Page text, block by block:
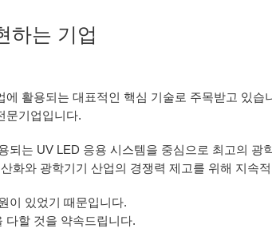
하는 기업
활용되는 대표적인 핵심 기술로 주목받고 있습
문기업입니다.
는 UV LED 응용 시스템을 중심으로 최고의 광
화와 광학기기 산업의 경쟁력 제고를 위해 지속
이 있었기 때문입니다.
다할 것을 약속드립니다.